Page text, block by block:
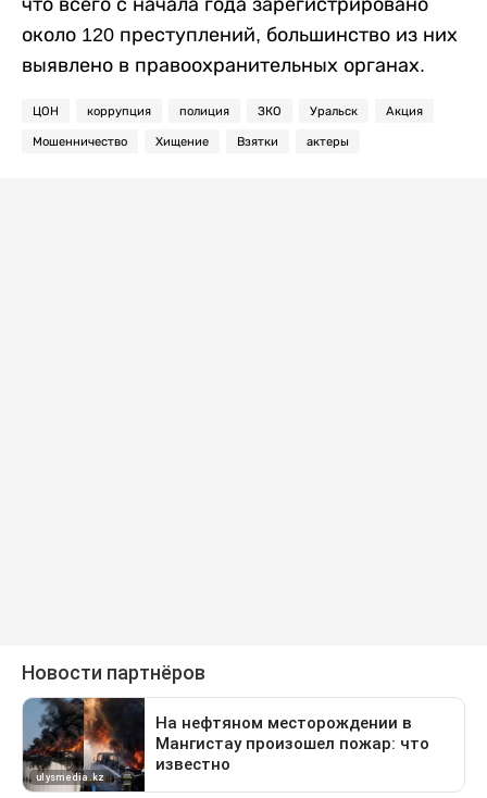
около 120 преступлений, большинство из них
выявлено в правоохранительных органах.
ЦОН коррупция полиция ЗКО Уральск Акция
Мошенничество Хищение Взятки актеры